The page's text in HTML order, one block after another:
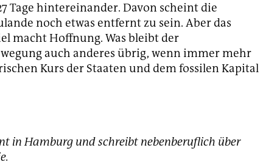
Tage hintereinander. Davon scheint die
noch etwas entfernt zu sein. Aber das
macht Hoffnung. Was bleibt der
auch anderes übrig, wenn immer mehr
Kurs der Staaten und dem fossilen Kapital
in Hamburg und schreibt nebenberuflich über